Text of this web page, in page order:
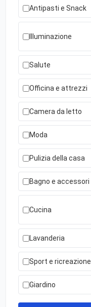
Antipasti e Snack
Illuminazione
Salute
Officina e attrezzi
Camera da letto
Moda
Pulizia della casa
Bagno e accessori
Cucina
Lavanderia
Sport e ricreazione
Giardino